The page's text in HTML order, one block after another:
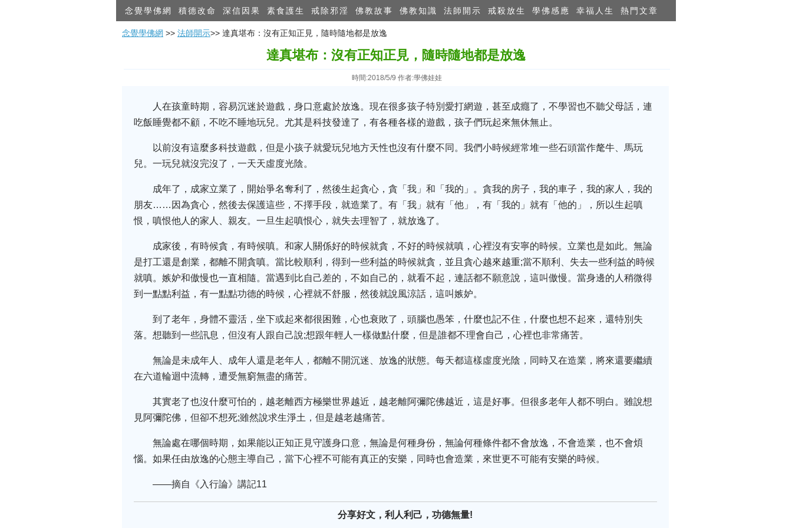
念覺學佛網 積德改命 深信因果 素食護生 戒除邪淫 佛教故事 佛教知識 法師開示 戒殺放生 學佛感應 幸福人生 熱門文章
念覺學佛網 >> 法師開示>> 達真堪布：沒有正知正見，隨時隨地都是放逸
達真堪布：沒有正知正見，隨時隨地都是放逸
時間:2018/5/9 作者:學佛娃娃
人在孩童時期，容易沉迷於遊戲，身口意處於放逸。現在很多孩子特別愛打網遊，甚至成癮了，不學習也不聽父母話，連
吃飯睡覺都不顧，不吃不睡地玩兒。尤其是科技發達了，有各種各樣的遊戲，孩子們玩起來無休無止。
以前沒有這麼多科技遊戲，但是小孩子就愛玩兒地方天性也沒有什麼不同。我們小時候經常堆一些石頭當作氂牛、馬玩
兒。一玩兒就沒完沒了，一天天虛度光陰。
成年了，成家立業了，開始爭名奪利了，然後生起貪心，貪「我」和「我的」。貪我的房子，我的車子，我的家人，我的
朋友……因為貪心，然後去保護這些，不擇手段，就造業了。有「我」就有「他」，有「我的」就有「他的」，所以生起嗔
恨，嗔恨他人的家人、親友。一旦生起嗔恨心，就失去理智了，就放逸了。
成家後，有時候貪，有時候嗔。和家人關係好的時候就貪，不好的時候就嗔，心裡沒有安寧的時候。立業也是如此。無論
是打工還是創業，都離不開貪嗔。當比較順利，得到一些利益的時候就貪，並且貪心越來越重;當不順利、失去一些利益的時候
就嗔。嫉妒和傲慢也一直相隨。當遇到比自己差的，不如自己的，就看不起，連話都不願意說，這叫傲慢。當身邊的人稍微得
到一點點利益，有一點點功德的時候，心裡就不舒服，然後就說風涼話，這叫嫉妒。
到了老年，身體不靈活，坐下或起來都很困難，心也衰敗了，頭腦也愚笨，什麼也記不住，什麼也想不起來，還特別失
落。想聽到一些訊息，但沒有人跟自己說;想跟年輕人一樣做點什麼，但是誰都不理會自己，心裡也非常痛苦。
無論是未成年人、成年人還是老年人，都離不開沉迷、放逸的狀態。每天都這樣虛度光陰，同時又在造業，將來還要繼續
在六道輪迴中流轉，遭受無窮無盡的痛苦。
其實老了也沒什麼可怕的，越老離西方極樂世界越近，越老離阿彌陀佛越近，這是好事。但很多老年人都不明白。雖說想
見阿彌陀佛，但卻不想死;雖然說求生淨土，但是越老越痛苦。
無論處在哪個時期，如果能以正知正見守護身口意，無論是何種身份，無論何種條件都不會放逸，不會造業，也不會煩
惱。如果任由放逸的心態主導自己，當下心裡不可能有真正的安樂，同時也會造業，來世更不可能有安樂的時候。
——摘自《入行論》講記11
分享好文，利人利己，功德無量!